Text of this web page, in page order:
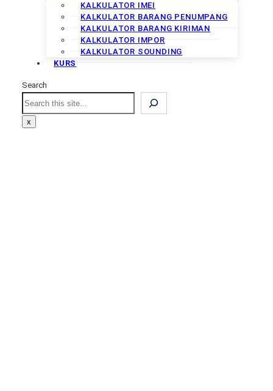
KALKULATOR IMEI
KALKULATOR BARANG PENUMPANG
KALKULATOR BARANG KIRIMAN
KALKULATOR IMPOR
KALKULATOR SOUNDING
KURS
Search
Search
x